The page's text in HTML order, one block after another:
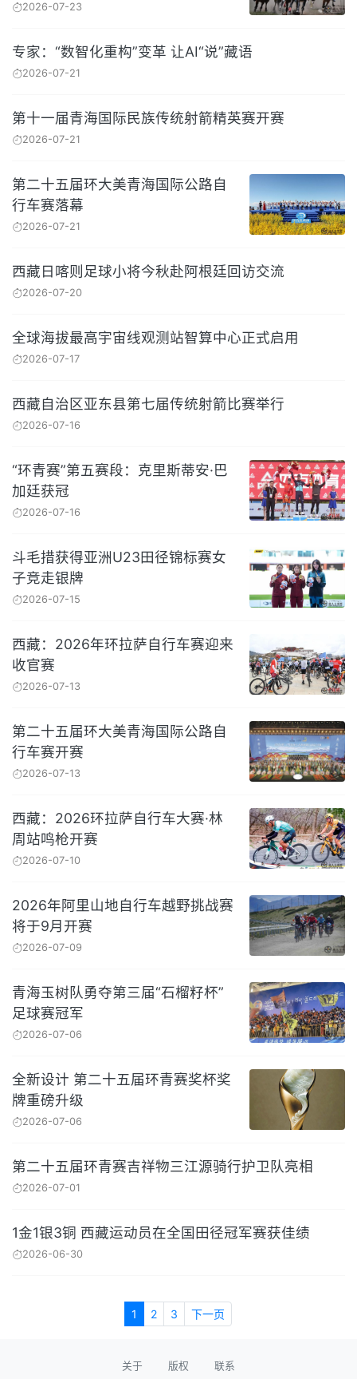
2026-07-23
专家：“数智化重构”变革 让AI“说”藏语
2026-07-21
第十一届青海国际民族传统射箭精英赛开赛
2026-07-21
第二十五届环大美青海国际公路自
行车赛落幕
2026-07-21
西藏日喀则足球小将今秋赴阿根廷回访交流
2026-07-20
全球海拔最高宇宙线观测站智算中心正式启用
2026-07-17
西藏自治区亚东县第七届传统射箭比赛举行
2026-07-16
“环青赛”第五赛段：克里斯蒂安·巴
加廷获冠
2026-07-16
斗毛措获得亚洲U23田径锦标赛女
子竞走银牌
2026-07-15
西藏：2026年环拉萨自行车赛迎来
收官赛
2026-07-13
第二十五届环大美青海国际公路自
行车赛开赛
2026-07-13
西藏：2026环拉萨自行车大赛·林
周站鸣枪开赛
2026-07-10
2026年阿里山地自行车越野挑战赛
将于9月开赛
2026-07-09
青海玉树队勇夺第三届“石榴籽杯”
足球赛冠军
2026-07-06
全新设计 第二十五届环青赛奖杯奖
牌重磅升级
2026-07-06
第二十五届环青赛吉祥物三江源骑行护卫队亮相
2026-07-01
1金1银3铜 西藏运动员在全国田径冠军赛获佳绩
2026-06-30
1 2 3 下一页
关于 版权 联系